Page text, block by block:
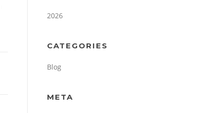
2026
CATEGORIES
Blog
META